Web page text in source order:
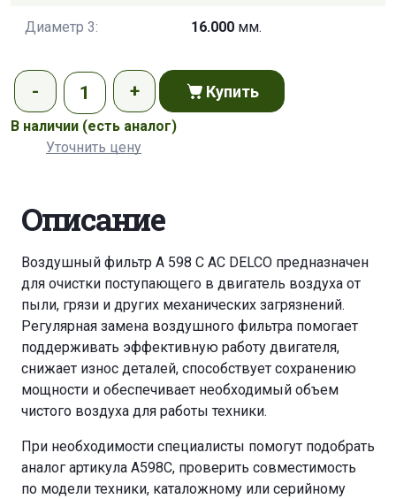
Диаметр 3: 16.000 мм.
Купить
В наличии (есть аналог)
Уточнить цену
Описание
Воздушный фильтр A 598 C AC DELCO предназначен
для очистки поступающего в двигатель воздуха от
пыли, грязи и других механических загрязнений.
Регулярная замена воздушного фильтра помогает
поддерживать эффективную работу двигателя,
снижает износ деталей, способствует сохранению
мощности и обеспечивает необходимый объем
чистого воздуха для работы техники.
При необходимости специалисты помогут подобрать
аналог артикула A598C, проверить совместимость
по модели техники, каталожному или серийному